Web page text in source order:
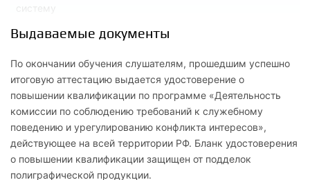
1.2
Природа и причины коррупции, содержание и угрозы,
исходящие от коррупции. Последствия коррупции
1.3
Современные формы коррупции в Российской Федерации
1.4
Выдаваемые документы
По окончании обучения слушателям, прошедшим успешно
итоговую аттестацию выдается удостоверение о
повышении квалификации по программе «Деятельность
комиссии по соблюдению требований к служебному
поведению и урегулированию конфликта интересов»,
действующее на всей территории РФ. Бланк удостоверения
о повышении квалификации защищен от подделок
полиграфической продукции.